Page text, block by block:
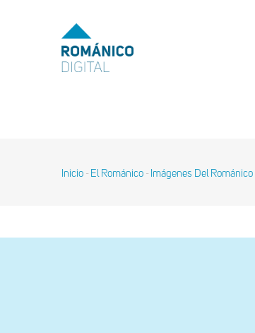
MENU
TOP
Sobrescribir
Inicio - El Románico - Imágenes Del Románico